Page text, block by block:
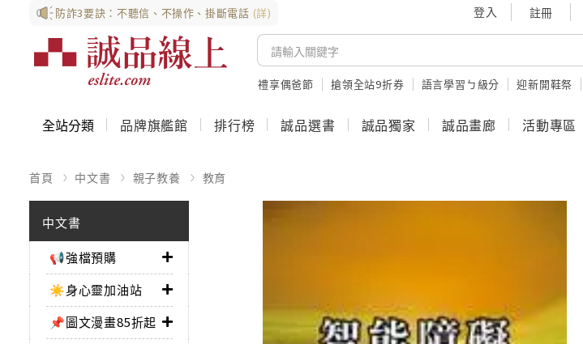
防詐3要訣：不聽信、不操作、掛斷電話 (詳) 登入 註冊
禮享偶爸節 搶領全站9折券 語言學習ㄅ級分 迎新開鞋祭
全站分類 品牌旗艦館 排行榜 誠品選書 誠品獨家 誠品畫廊 活動專區
首頁 中文書 親子教養 教育
中文書
📢強檔預購
☀️身心靈加油站
📌圖文漫畫85折起